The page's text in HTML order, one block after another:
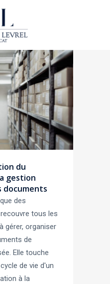
du
gestion
documents
des
tous les
gérer, organiser
de
Elle touche
de vie d'un
à la